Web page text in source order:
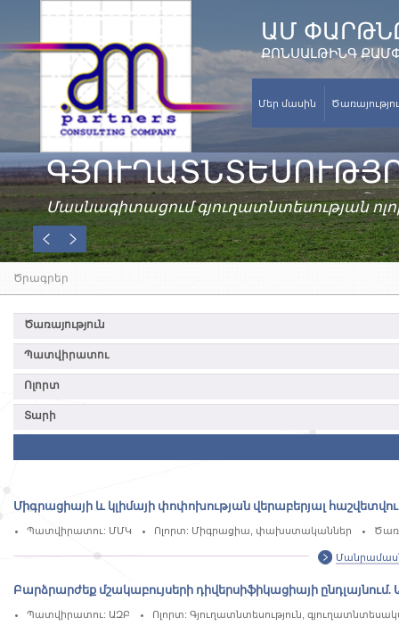
Մասնագիտացում գյուղատնտեսության
ԱՄ
ՔՈՆՍԱԼԹԻՆԳ
Մեր մասին
Ծրագրեր
Միգրացիայի և կլիմայի փոփոխության վերաբերյալ
Պատվիրատու: ՄՄԿ Ոլորտ: Միգրացիա, փախստականներ
Բարձրարժեք մշակաբույսերի դիվերսիֆիկացիայի
Պատվիրատու: ԱԶԲ
Ոլորտ: Գյուղատնտեսություն,